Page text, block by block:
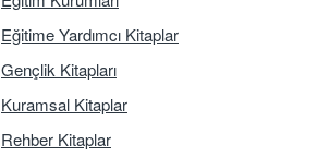
Eğitime Yardımcı Kitaplar
Gençlik Kitapları
Kuramsal Kitaplar
Rehber Kitaplar